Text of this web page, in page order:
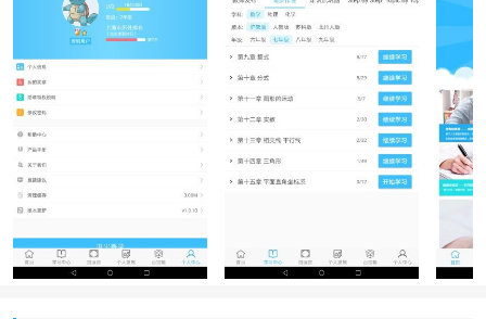
1.全智能阅卷：能够快速准确地批改学生的习题，节省学
生批改作业的时间。
2.名师
汇聚：学生可以通过观看名师的视频课程来提
升自己的学习能力。
3.优质试题覆盖：涵盖各个知识点，帮助学生巩固知识并
提高解题能力。
4.精准推送学习资料：通过智能分析推送适合学生的学习